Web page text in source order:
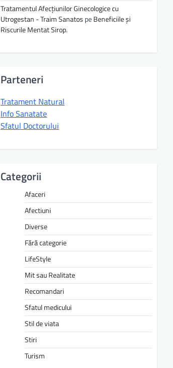
Tratamentul Afecțiunilor Ginecologice cu
Utrogestan - Traim Sanatos peBeneficiile și
Riscurile Mentat Sirop.
Parteneri
Tratament Natural
Info Sanatate
Sfatul Doctorului
Categorii
Afaceri
Afectiuni
Diverse
Fără categorie
LifeStyle
Mit sau Realitate
Recomandari
Sfatul medicului
Stil de viata
Stiri
Turism